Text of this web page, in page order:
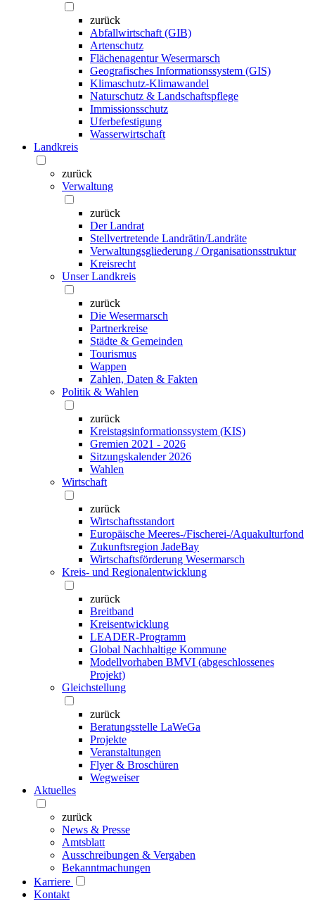
zurück
Abfallwirtschaft (GIB)
Artenschutz
Flächenagentur Wesermarsch
Geografisches Informationssystem (GIS)
Klimaschutz-Klimawandel
Naturschutz & Landschaftspflege
Immissionsschutz
Uferbefestigung
Wasserwirtschaft
Landkreis
zurück
Verwaltung
zurück
Der Landrat
Stellvertretende Landrätin/Landräte
Verwaltungsgliederung / Organisationsstruktur
Kreisrecht
Unser Landkreis
zurück
Die Wesermarsch
Partnerkreise
Städte & Gemeinden
Tourismus
Wappen
Zahlen, Daten & Fakten
Politik & Wahlen
zurück
Kreistagsinformationssystem (KIS)
Gremien 2021 - 2026
Sitzungskalender 2026
Wahlen
Wirtschaft
zurück
Wirtschaftsstandort
Europäische Meeres-/Fischerei-/Aquakulturfond
Zukunftsregion JadeBay
Wirtschaftsförderung Wesermarsch
Kreis- und Regionalentwicklung
zurück
Breitband
Kreisentwicklung
LEADER-Programm
Global Nachhaltige Kommune
Modellvorhaben BMVI (abgeschlossenes
Projekt)
Gleichstellung
zurück
Beratungsstelle LaWeGa
Projekte
Veranstaltungen
Flyer & Broschüren
Wegweiser
Aktuelles
zurück
News & Presse
Amtsblatt
Ausschreibungen & Vergaben
Bekanntmachungen
Karriere
Kontakt